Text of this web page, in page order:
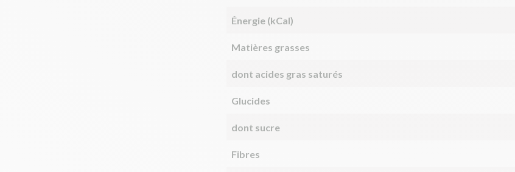
Énergie (kCal)
Matières grasses
dont acides gras saturés
Glucides
dont sucre
Fibres